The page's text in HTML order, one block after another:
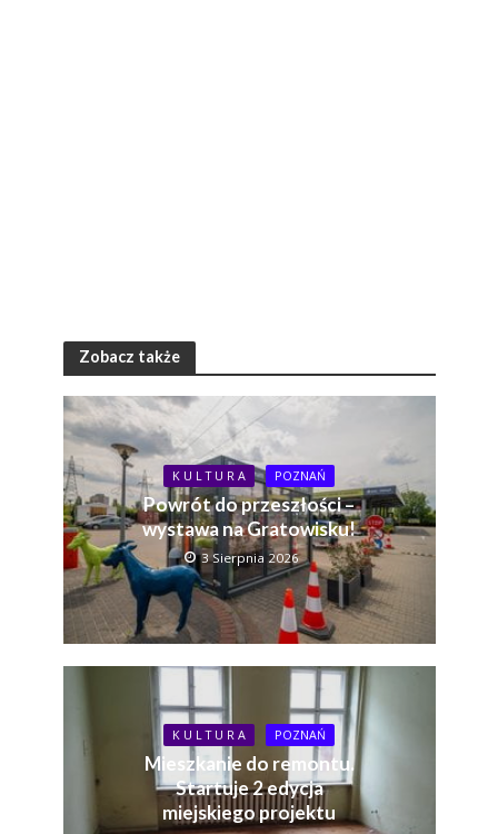
Zobacz także
K U L T U R A POZNAŃ
Powrót do przeszłości –
wystawa na Gratowisku!
3 Sierpnia 2026
K U L T U R A POZNAŃ
Mieszkanie do remontu.
Startuje 2 edycja
miejskiego projektu